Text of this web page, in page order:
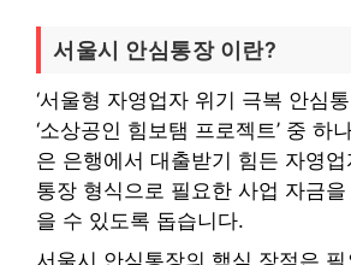
서울시 안심통장 이란?
‘서울형 자영업자 위기 극복 안심
‘소상공인 힘보탬 프로젝트’ 중 하
은 은행에서 대출받기 힘든 자영
통장 형식으로 필요한 사업 자금
을 수 있도록 돕습니다.
서울시 안심통장의 핵심 장점은